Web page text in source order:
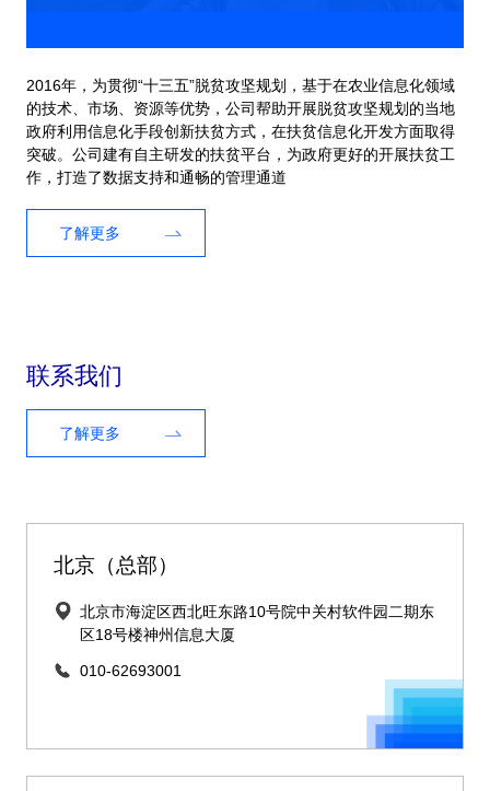
2016年，为贯彻“十三五”脱贫攻坚规划，基于在农业信息化领域
的技术、市场、资源等优势，公司帮助开展脱贫攻坚规划的当地
政府利用信息化手段创新扶贫方式，在扶贫信息化开发方面取得
突破。公司建有自主研发的扶贫平台，为政府更好的开展扶贫工
作，打造了数据支持和通畅的管理通道
了解更多
联系我们
了解更多
北京（总部）
北京市海淀区西北旺东路10号院中关村软件园二期东
区18号楼神州信息大厦
010-62693001